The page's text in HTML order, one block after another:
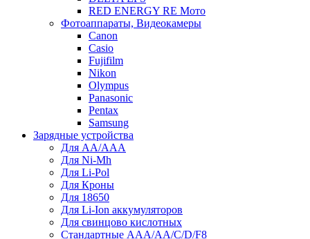
RED ENERGY RE Мото
Фотоаппараты, Видеокамеры
Canon
Casio
Fujifilm
Nikon
Olympus
Panasonic
Pentax
Samsung
Зарядные устройства
Для AA/AAA
Для Ni-Mh
Для Li-Pol
Для Кроны
Для 18650
Для Li-Ion аккумуляторов
Для свинцово кислотных
Стандартные ААА/АА/С/D/F8